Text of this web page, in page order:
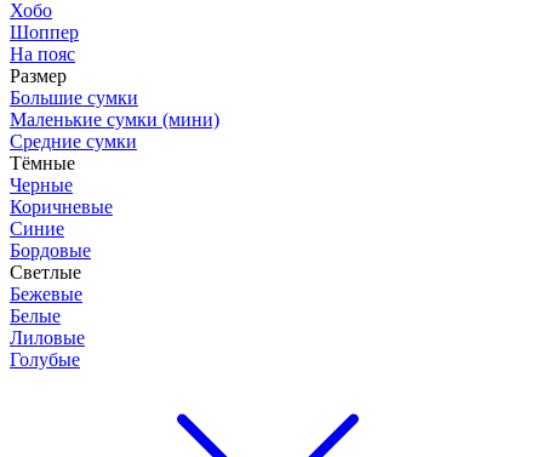
Хобо
Шоппер
На пояс
Размер
Большие сумки
Маленькие сумки (мини)
Средние сумки
Тёмные
Черные
Коричневые
Синие
Бордовые
Светлые
Бежевые
Белые
Лиловые
Голубые